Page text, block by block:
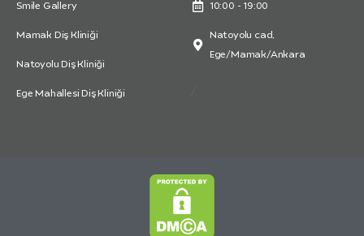
Smile Gallery
Mamak Diş Kliniği
Natoyolu Diş Kliniği
Ege Mahallesi Diş Kliniği
10:00 - 19:00
Natoyolu cad.
Ege/Mamak/Ankara